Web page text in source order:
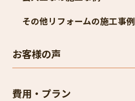
その他リフォームの施工事例
お客様の声
費用・プラン